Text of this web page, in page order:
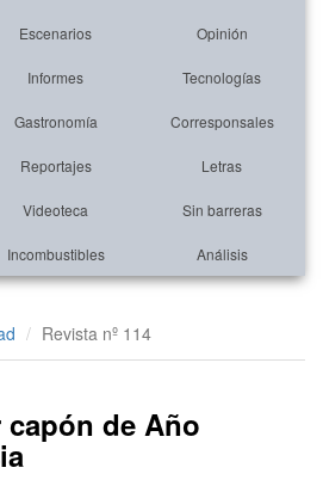
Escenarios Opinión
Informes Tecnologías
Gastronomía Corresponsales
Reportajes Letras
Videoteca Sin barreras
Incombustibles Análisis
Revista nº 114
de Año